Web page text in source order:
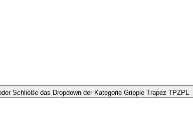
Schließe das Dropdown der Kategorie Gripple Trapez TPZPL